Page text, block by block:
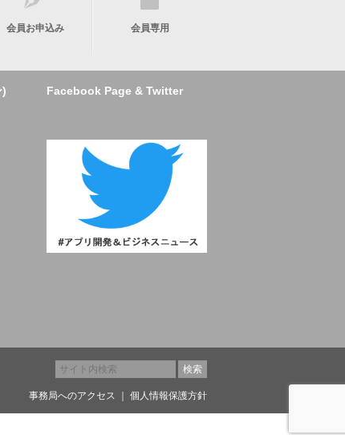
会員お申込み 会員専用
) Facebook Page & Twitter
事務局へのアクセス 個人情報保護方針